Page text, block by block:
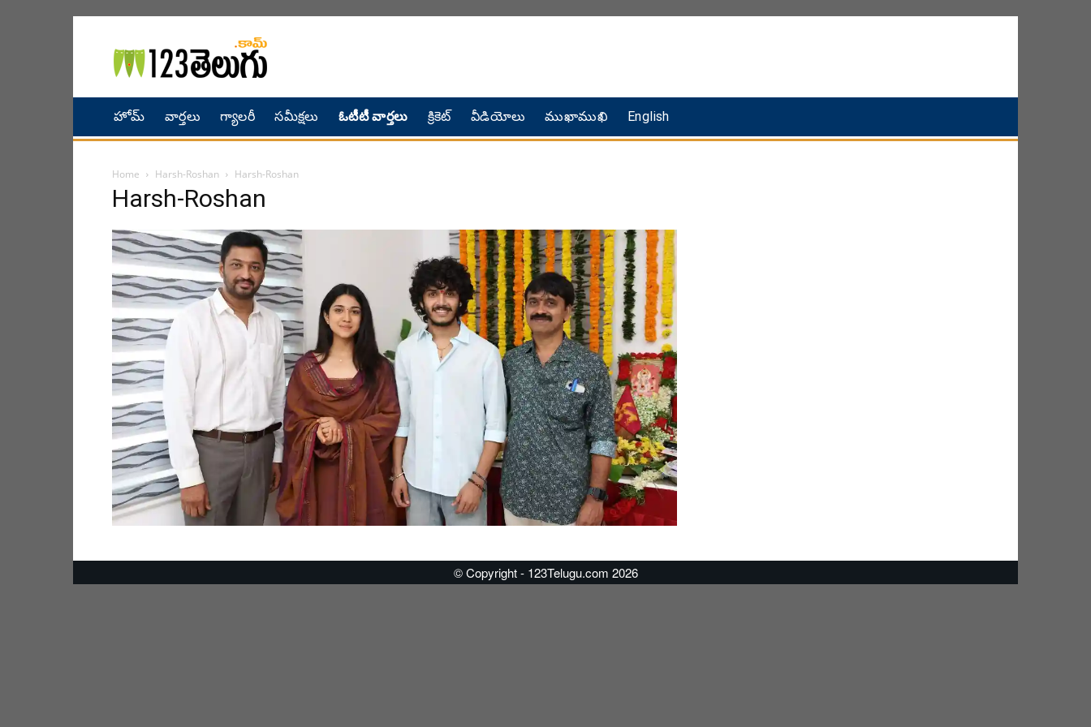
హోమ్ వార్తలు గ్యాలరీ సమీక్షలు ఓటీటీ వార్తలు క్రికెట్ వీడియోలు ముఖాముఖి English
Home Harsh-Roshan Harsh-Roshan
Harsh-Roshan
© Copyright - 123Telugu.com 2026